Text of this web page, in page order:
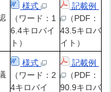
様式
（ワード：1
6.4キロバイ
ト）
記載例
（PDF：
43.5キロバ
イト）
様式
（ワード：2
4キロバイ
記載例
（PDF：
90.9キロバ